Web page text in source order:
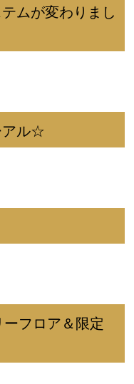
ムが変わりまし
ル☆
フロア＆限定